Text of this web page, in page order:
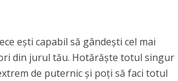
ești capabil să gândești cel mai
din jurul tău. Hotărăște totul singur
de puternic și poți să faci totul